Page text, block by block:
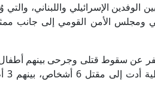
الإسرائيلي واللبناني، والتي
ومجلس الأمن القومي إلى جانب
عن سقوط قتلى وجرحى بينهم
وزارة